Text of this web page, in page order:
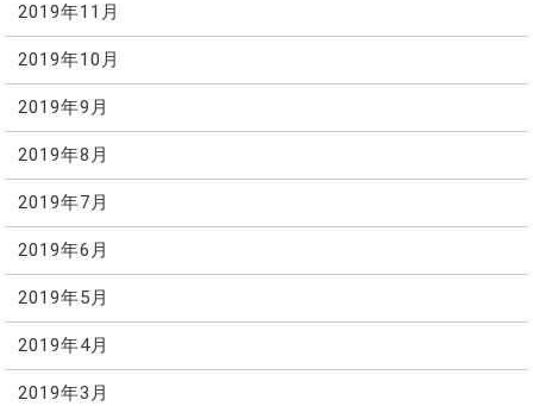
2019年11月
2019年10月
2019年9月
2019年8月
2019年7月
2019年6月
2019年5月
2019年4月
2019年3月